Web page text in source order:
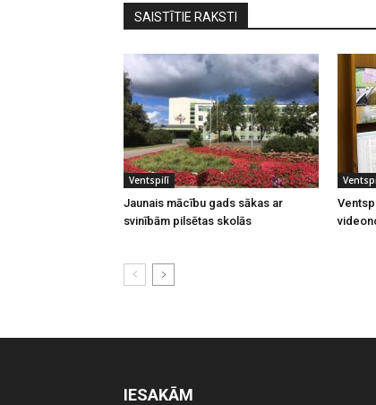
SAISTĪTIE RAKSTI
Ventspilī
Jaunais mācību gads sākas ar
svinībām pilsētas skolās
IESAKĀM